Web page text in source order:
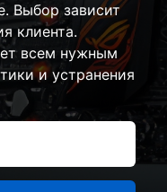
Выбор зависит
клиента.
всем нужным
и устранения